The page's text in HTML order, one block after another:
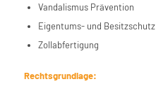
Vandalismus Prävention
Eigentums- und Besitzschutz
Zollabfertigung
Rechtsgrundlage: